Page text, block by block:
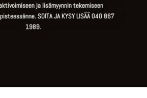
ja lisämyynnin tekemiseen
SOITA JA KYSY LISÄÄ040 867
1989.